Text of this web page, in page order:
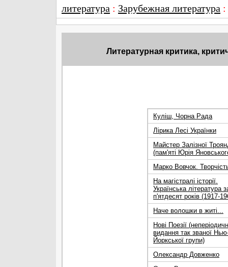
литература : Зарубежная литература
Литературная критика,
Куліш, Чорна Рада
Лірика Лесі Українки
Майстер Залізної
(пам'яті Юрія
Марко Вовчок.
На магістралі історії.
Українська література
п'ятдесят років (1917-
Наче волошки в житі...
Нові Поезії
видання так званої
Йоркської групи)
Олександр Довженко